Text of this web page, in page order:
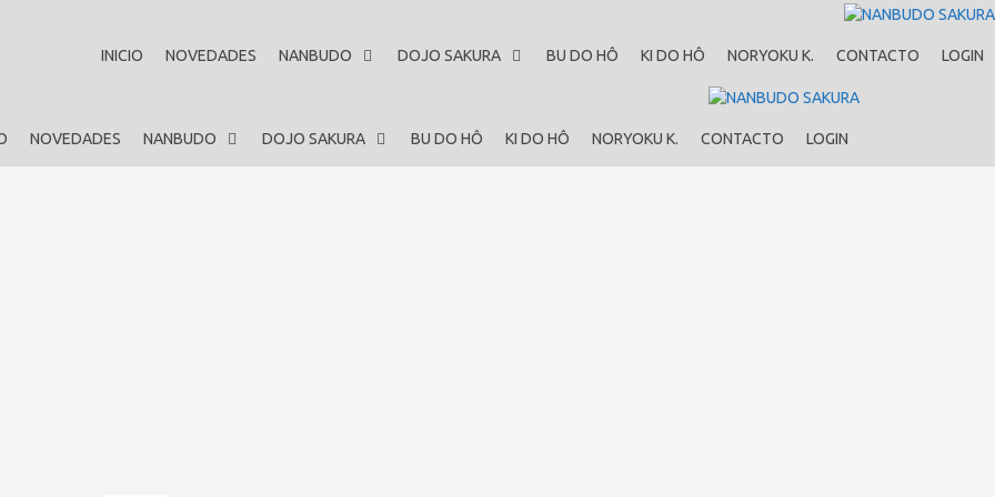
INICIO NOVEDADES NANBUDO DOJO SAKURA BU DO HÔ KI DO HÔ NORYOKU K. CONTACTO LOGIN
NOVEDADES NANBUDO DOJO SAKURA BU DO HÔ KI DO HÔ NORYOKU K. CONTACTO LOGIN